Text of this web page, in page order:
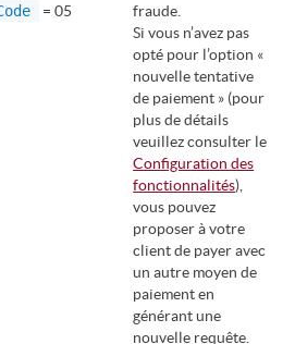
= 05
fraude.
Si vous n’avez pas
opté pour l’option «
nouvelle tentative
de paiement » (pour
plus de détails
veuillez consulter le
Configuration des
fonctionnalités),
vous pouvez
proposer à votre
client de payer avec
un autre moyen de
paiement en
générant une
nouvelle requête.